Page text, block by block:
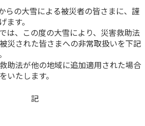
・手術保険金のご請求
ごとから探す
ーション
ください】企業経営でお悩みの方はこ
け商品一覧
体取扱い
ートナビ
いて
いて
らの大雪による被災者の皆さまに、謹
ます。
は、この度の大雪により、災害救助法
災された皆さまへの非常取扱いを下記
助法が他の地域に追加適用された場合
いたします。
記